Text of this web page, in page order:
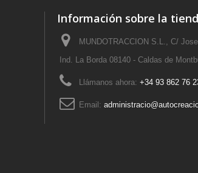
Información sobre la
MUNDOTRACCION S.L., C/
Ind. La Borda 08140 - Caldas de
Llámanos ahora: +34 93 862 76
Email: